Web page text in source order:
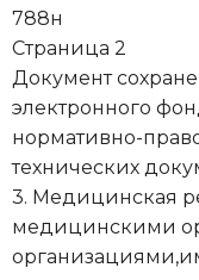
788н
Страница 2
Документ
электронного
нормативно-
технических
3. Медицинская
медицинскими